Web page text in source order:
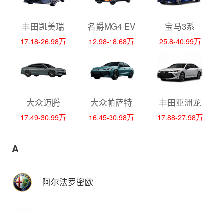
丰田凯美瑞
17.18-26.98万
名爵MG4 EV
12.98-18.68万
宝马3系
25.8-40.99万
大众迈腾
17.49-30.99万
大众帕萨特
16.45-30.98万
丰田亚洲龙
17.88-27.98万
A
阿尔法罗密欧